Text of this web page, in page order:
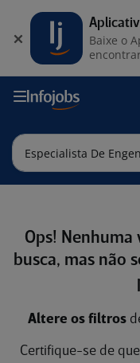
Ops!
busca, mas não
Altere os filtros
Certifique-se de
Baixe o